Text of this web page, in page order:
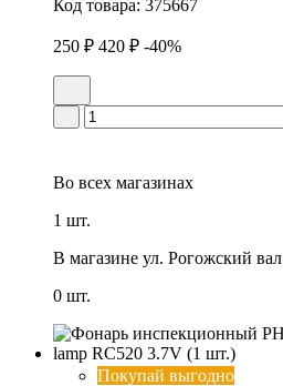
Код товара: 375667
250 ₽ 420 ₽ -40%
Во всех магазинах
1 шт.
В магазине ул. Рогожский вал
0 шт.
Покупай выгодно